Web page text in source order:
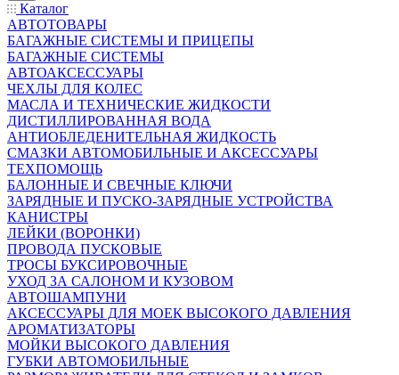
Каталог
АВТОТОВАРЫ
БАГАЖНЫЕ СИСТЕМЫ И ПРИЦЕПЫ
БАГАЖНЫЕ СИСТЕМЫ
АВТОАКСЕССУАРЫ
ЧЕХЛЫ ДЛЯ КОЛЕС
МАСЛА И ТЕХНИЧЕСКИЕ ЖИДКОСТИ
ДИСТИЛЛИРОВАННАЯ ВОДА
АНТИОБЛЕДЕНИТЕЛЬНАЯ ЖИДКОСТЬ
СМАЗКИ АВТОМОБИЛЬНЫЕ И АКСЕССУАРЫ
ТЕХПОМОЩЬ
БАЛОННЫЕ И СВЕЧНЫЕ КЛЮЧИ
ЗАРЯДНЫЕ И ПУСКО-ЗАРЯДНЫЕ УСТРОЙСТВА
КАНИСТРЫ
ЛЕЙКИ (ВОРОНКИ)
ПРОВОДА ПУСКОВЫЕ
ТРОСЫ БУКСИРОВОЧНЫЕ
УХОД ЗА САЛОНОМ И КУЗОВОМ
АВТОШАМПУНИ
АКСЕССУАРЫ ДЛЯ МОЕК ВЫСОКОГО ДАВЛЕНИЯ
АРОМАТИЗАТОРЫ
МОЙКИ ВЫСОКОГО ДАВЛЕНИЯ
ГУБКИ АВТОМОБИЛЬНЫЕ